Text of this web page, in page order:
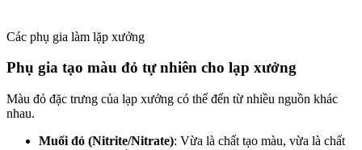
Các phụ gia làm lặp xưởng
Phụ gia tạo màu đỏ tự nhiên cho lạp xưởng
Màu đỏ đặc trưng của lạp xưởng có thể đến từ nhiều nguồn khác
nhau.
Muối đỏ (Nitrite/Nitrate): Vừa là chất tạo màu, vừa là chất